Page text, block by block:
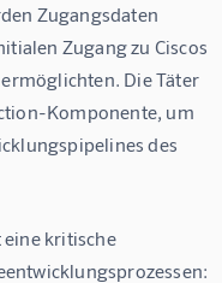
Zugangsdaten
Zugang zu Ciscos
Die Täter
Komponente, um
des
kritische